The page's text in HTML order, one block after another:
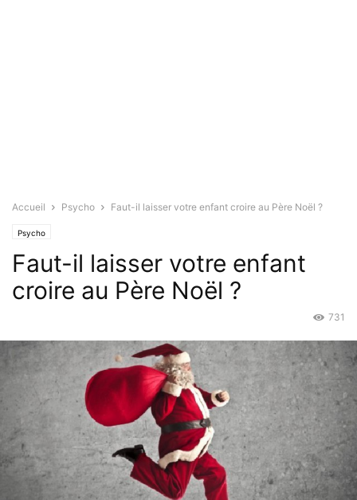
Accueil Psycho Faut-il laisser votre enfant croire au Père Noël ?
Psycho
Faut-il laisser votre enfant
croire au Père Noël ?
731